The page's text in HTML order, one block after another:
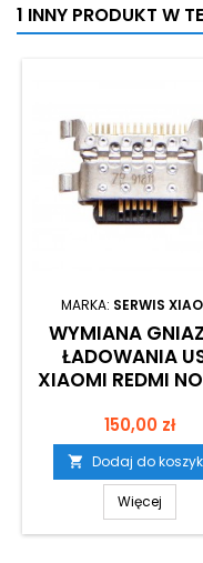
1 INNY PRODUKT W
MARKA: SERWIS
WYMIANA
ŁADOWANIA
XIAOMI REDMI
Cena
150,00 zł
 Dodaj do
Więcej